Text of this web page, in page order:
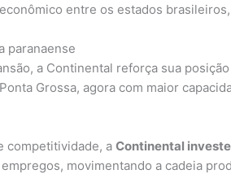
entre os estados
paranaense
a Continental reforça sua
Grossa, agora com maior
competitividade, a Continental investe
movimentando a cadeia